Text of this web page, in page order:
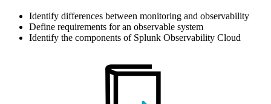
Identify differences between monitoring and observability
Define requirements for an observable system
Identify the components of Splunk Observability Cloud